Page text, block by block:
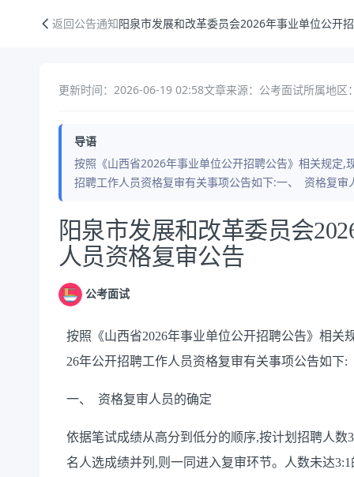
返回公告通知阳泉市发展和改革委员会2026年事业单位公开
更新时间：2026-06-19 02:58文章来源：公考面试所属地区
导语
按照《山西省2026年事业单位公开招聘公告》相关规定
招聘工作人员资格复审有关事项公告如下:一、 资格复
公告正文
阳泉市发展和改革委员会
人员资格复审公告
公考面试
按照《山西省2026年事业单位公开招聘公告》相关
26年公开招聘工作人员资格复审有关事项公告如下:
一、 资格复审人员的确定
依据笔试成绩从高分到低分的顺序,按计划招聘人数
名人选成绩并列,则一同进入复审环节。
人数未达